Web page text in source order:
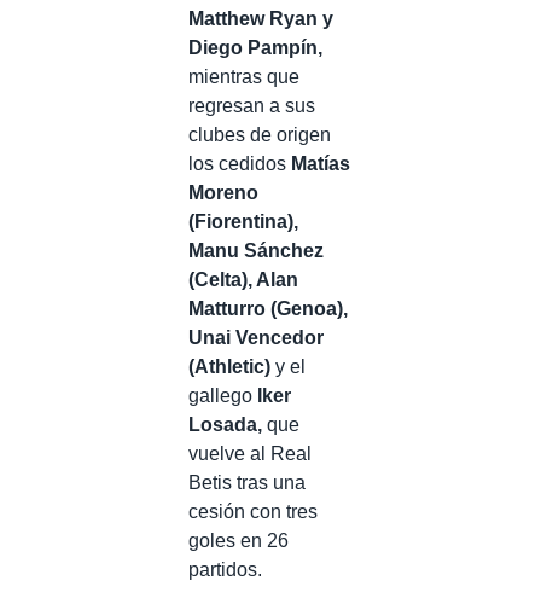
Matthew Ryan y
Diego Pampín,
mientras que
regresan a sus
clubes de origen
los cedidos Matías
Moreno
(Fiorentina),
Manu Sánchez
(Celta), Alan
Matturro (Genoa),
Unai Vencedor
(Athletic) y el
gallego
Iker
Losada, que
vuelve al Real
Betis tras una
cesión con tres
goles en 26
partidos.